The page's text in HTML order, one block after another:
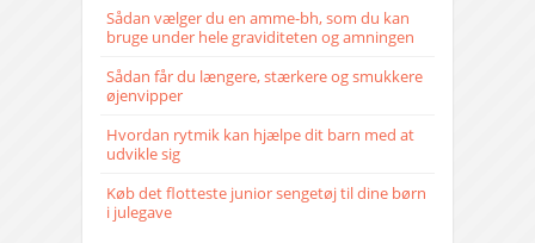
Sådan vælger du en amme-bh, som du kan
bruge under hele graviditeten og amningen
Sådan får du længere, stærkere og smukkere
øjenvipper
Hvordan rytmik kan hjælpe dit barn med at
udvikle sig
Køb det flotteste junior sengetøj til dine børn
i julegave